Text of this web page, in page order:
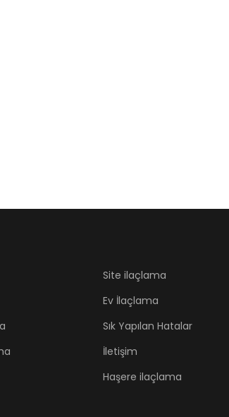
Site ilaçlama
Ev İlaçlama
Sık Yapılan Hatalar
İletişim
Haşere ilaçlama